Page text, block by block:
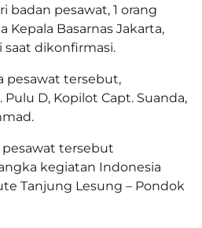
badan pesawat, 1 orang
Kepala Basarnas Jakarta,
saat dikonfirmasi.
pesawat tersebut,
D, Kopilot Capt. Suanda,
tersebut
kegiatan Indonesia
Tanjung Lesung – Pondok